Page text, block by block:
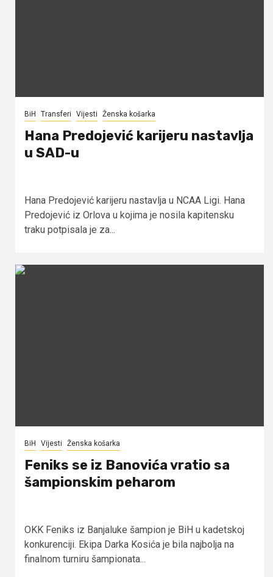
BiH Transferi Vijesti Ženska košarka
Hana Predojević karijeru nastavlja
u SAD-u
Hana Predojević karijeru nastavlja u NCAA Ligi. Hana
Predojević iz Orlova u kojima je nosila kapitensku
traku potpisala je za...
BiH Vijesti Ženska košarka
Feniks se iz Banovića vratio sa
šampionskim peharom
OKK Feniks iz Banjaluke šampion je BiH u kadetskoj
konkurenciji. Ekipa Darka Kosića je bila najbolja na
finalnom turniru šampionata...